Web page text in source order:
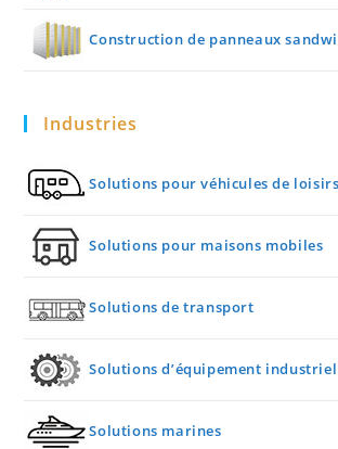
Construction de panneaux
Industries
Solutions pour véhicules de loisirs
Solutions pour maisons mobiles
Solutions de transport
Solutions d’équipement industriel
Solutions marines